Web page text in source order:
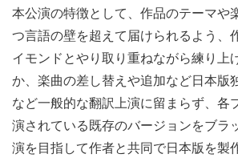
本公演の特徴として、作品のテーマや
つ言語の壁を超えて届けられるよう、
イモンドとやり取り重ねながら練り上
か、楽曲の差し替えや追加など日本版
など一般的な翻訳上演に留まらず、各
演されている既存のバージョンをブラ
演を目指して作者と共同で日本版を製